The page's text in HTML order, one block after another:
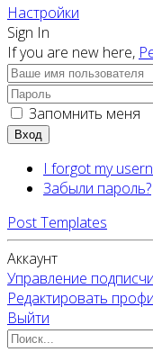
Настройки
Sign In
If you are new here,
Запомнить меня
Вход
I forgot my
Забыли пароль?
Post Templates
Аккаунт
Управление
Редактировать
Выйти